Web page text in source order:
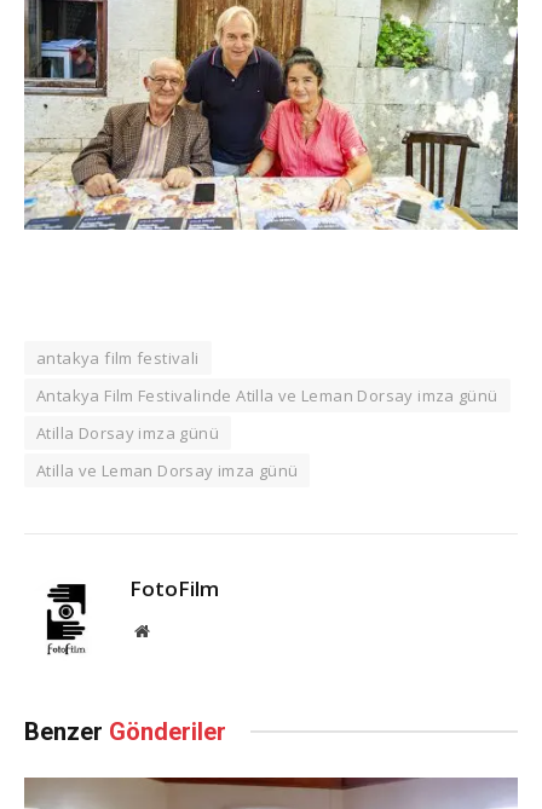
antakya film festivali
Antakya Film Festivalinde Atilla ve Leman Dorsay imza günü
Atilla Dorsay imza günü
Atilla ve Leman Dorsay imza günü
FotoFilm
Website
Benzer Gönderiler